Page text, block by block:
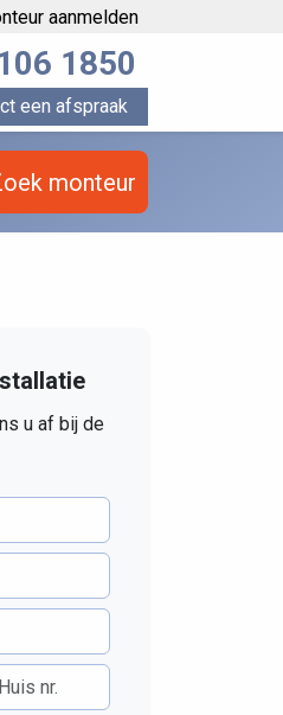
aanmelden
1850
een afspraak
Zoek monteur
u af bij de